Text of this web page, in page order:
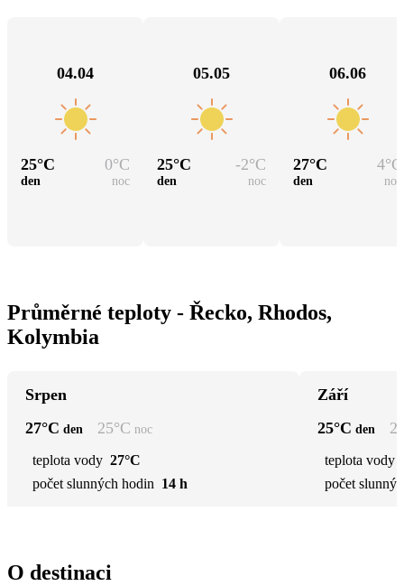
04.04
25°C 0°C
den noc
05.05
25°C -2°C
den noc
06.06
27°C 4°C
den noc
Průměrné teploty - Řecko, Rhodos,
Kolymbia
Srpen
27°C den 25°C noc
teplota vody 27°C
počet slunných hodin 14 h
Září
25°C den
teplota vody
počet
O destinaci